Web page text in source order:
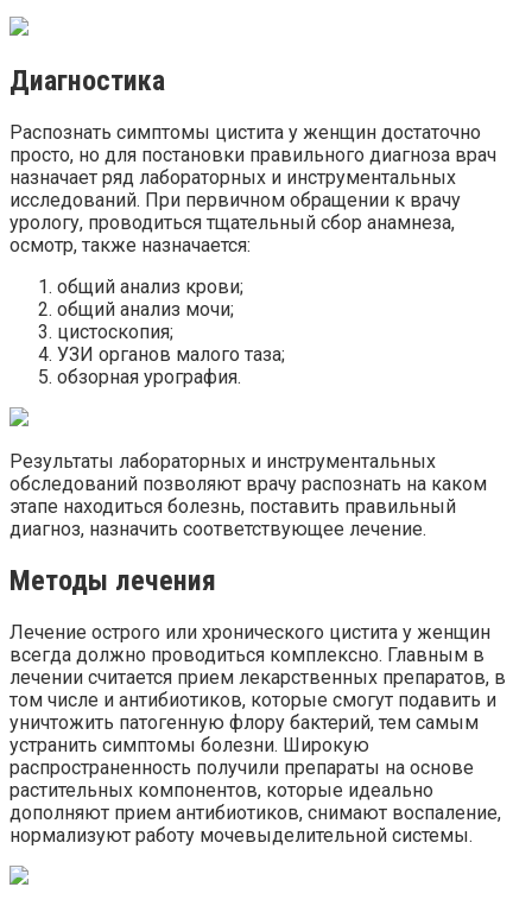
Диагностика
Распознать симптомы цистита у женщин достаточно
просто, но для постановки правильного диагноза врач
назначает ряд лабораторных и инструментальных
исследований. При первичном обращении к врачу
урологу, проводиться тщательный сбор анамнеза,
осмотр, также назначается:
общий анализ крови;
общий анализ мочи;
цистоскопия;
УЗИ органов малого таза;
обзорная урография.
Результаты лабораторных и инструментальных
обследований позволяют врачу распознать на каком
этапе находиться болезнь, поставить правильный
диагноз, назначить соответствующее лечение.
Методы лечения
Лечение острого или хронического цистита у женщин
всегда должно проводиться комплексно. Главным в
лечении считается прием лекарственных препаратов, в
том числе и антибиотиков, которые смогут подавить и
уничтожить патогенную флору бактерий, тем самым
устранить симптомы болезни. Широкую
распространенность получили препараты на основе
растительных компонентов, которые идеально
дополняют прием антибиотиков, снимают воспаление,
нормализуют работу мочевыделительной системы.